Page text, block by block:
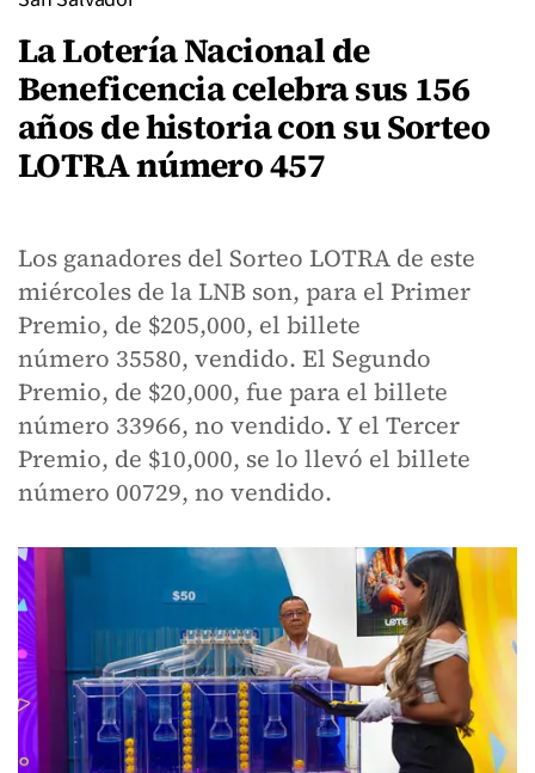
La Lotería Nacional de
Beneficencia celebra sus 156
años de historia con su Sorteo
LOTRA número 457
Los ganadores del Sorteo LOTRA de este
miércoles de la LNB son, para el Primer
Premio, de $205,000, el billete
número 35580, vendido. El Segundo
Premio, de $20,000, fue para el billete
número 33966, no vendido. Y el Tercer
Premio, de $10,000, se lo llevó el billete
número 00729, no vendido.